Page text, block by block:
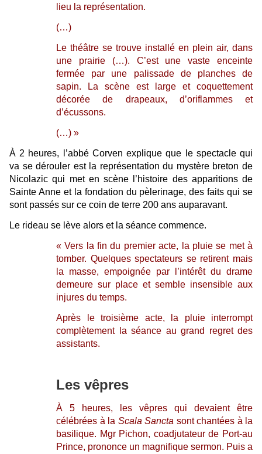
lieu la représentation.
(…)
Le théâtre se trouve installé en plein air, dans
une prairie (…). C’est une vaste enceinte
fermée par une palissade de planches de
sapin. La scène est large et coquettement
décorée de drapeaux, d’oriflammes et
d’écussons.
(…) »
À 2 heures, l’abbé Corven explique que le spectacle qui
va se dérouler estla représentation du mystère breton de
Nicolazic qui met en scène l’histoire des apparitions de
Sainte Anne et la fondation du pèlerinage,des faits qui se
sont passés sur ce coin de terre 200 ans auparavant.
Le rideau se lève alors et la séance commence.
« Vers la fin du premier acte, la pluie se met à
tomber. Quelques spectateurs se retirent mais
la masse, empoignée par l’intérêt du drame
demeure sur place et semble insensible aux
injures du temps.
Après le troisième acte, la pluie interrompt
complètement la séance au grand regret des
assistants.
Les vêpres
À 5 heures, les vêpres qui devaient être
célébrées à la Scala Sancta sont chantées à la
basilique. Mgr Pichon, coadjutateur de Port-au
Prince, prononce un magnifique sermon. Puis a